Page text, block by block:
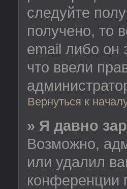
следуйте
получено, то
email либо он
что ввели
Вернуться к
» Я давно
Возможно,
или удалил
конференции